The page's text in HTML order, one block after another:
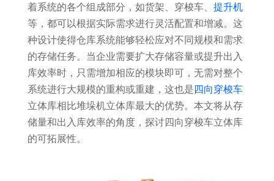
着系统的各个组成部分，如货架、穿梭车、 提升机
等，都可以根据实际需求进行灵活配置和增减。这
种设计使得仓库系统能够轻松应对不同规模和需求
的存储任务。当企业需要扩大存储容量或提升出入
库效率时，只需增加相应的模块即可，无需对整个
系统进行大规模的重构或重建，这也是四向穿梭车
立体库相比堆垛机立体库最大的优势。本文将从存
储量和出入库效率的角度，探讨四向穿梭车立体库
的可拓展性。